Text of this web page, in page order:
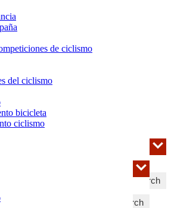
de ciclismo
del ciclismo
bicicleta
ciclismo
Search
Search